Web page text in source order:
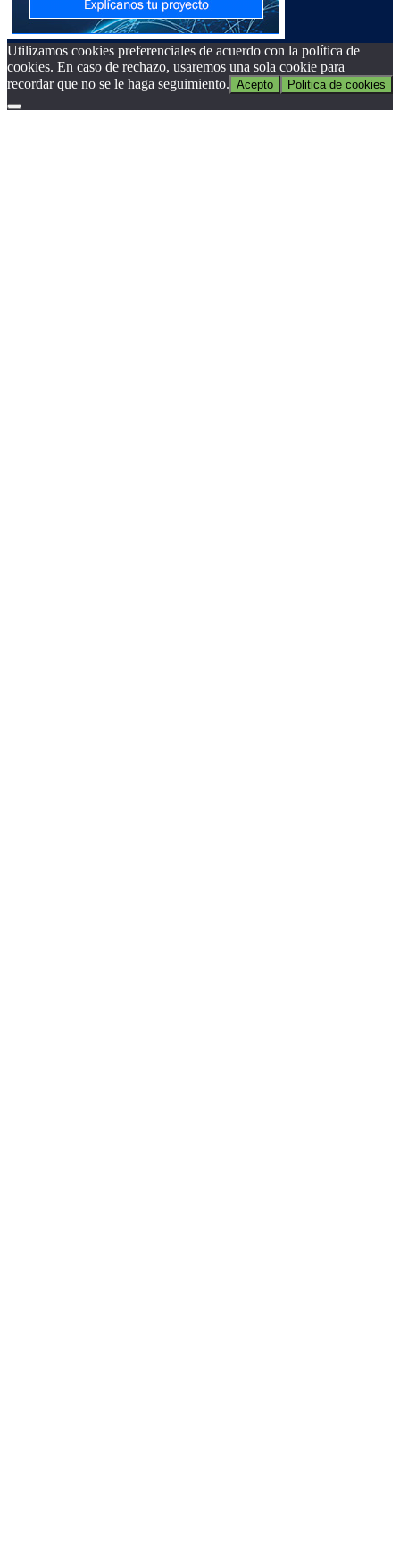
Utilizamos cookies preferenciales de acuerdo con la política de
cookies. En caso de rechazo, usaremos una sola cookie para
recordar que no se le haga seguimiento. Acepto Politica de cookies